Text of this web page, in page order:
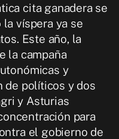
cita ganadera se
víspera ya se
Este año, la
la campaña
y
de políticos y dos
y Asturias
para
el gobierno de